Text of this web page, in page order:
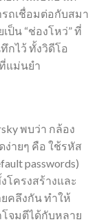
รถเชื่อมต่อกับสมา
ป็น “ช่องโหว่” ที่
กไว้ ทั้งวิดีโอ
แม่นยำ
พบว่า กล้อง
ายๆ คือ ใช้รหัส
passwords)
โครงสร้างและ
คลึงกัน ทำให้
จมตีได้กับหลาย